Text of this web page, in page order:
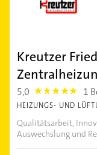
Kreutzer
5,0 5.0 1
HEIZUNGS- UND
Qualitätsarbeit,
Auswechslung und